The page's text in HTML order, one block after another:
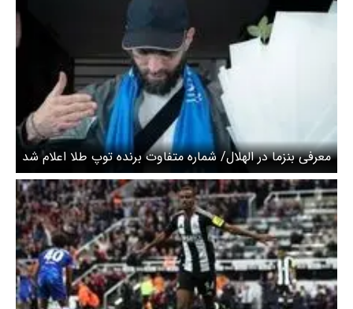
معرفی بنزما در الهلال/ شماره متفاوت برنده توپ طلا اعلام شد